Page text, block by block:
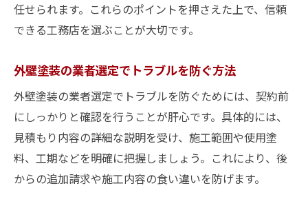
任せられます。これらのポイントを押さえた上で、信頼
できる工務店を選ぶことが大切です。
外壁塗装の業者選定でトラブルを防ぐ方法
外壁塗装の業者選定でトラブルを防ぐためには、契約前
にしっかりと確認を行うことが肝心です。具体的には、
見積もり内容の詳細な説明を受け、施工範囲や使用塗
料、工期などを明確に把握しましょう。これにより、後
からの追加請求や施工内容の食い違いを防げます。